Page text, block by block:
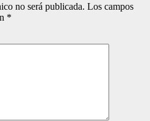
no será publicada. Los campos
*